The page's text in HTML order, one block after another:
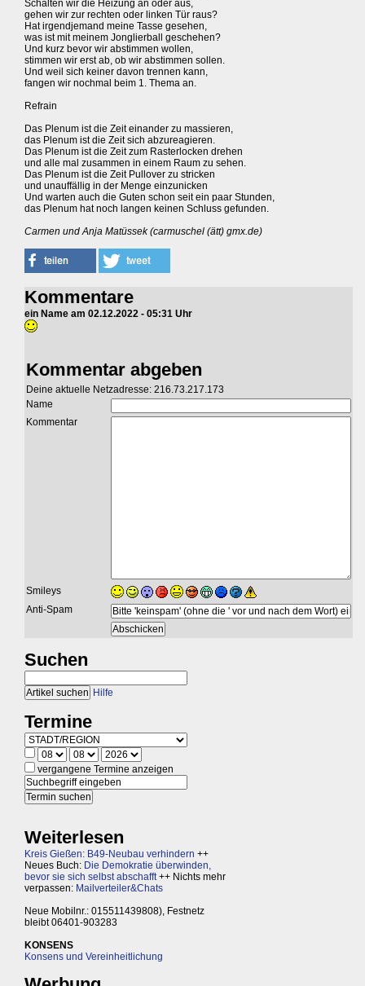
Schalten wir die Heizung an oder aus,
gehen wir zur rechten oder linken Tür raus?
Hat irgendjemand meine Tasse gesehen,
was ist mit meinem Jonglierball geschehen?
Und kurz bevor wir abstimmen wollen,
stimmen wir erst ab, ob wir abstimmen sollen.
Und weil sich keiner davon trennen kann,
fangen wir nochmal beim 1. Thema an.
Refrain
Das Plenum ist die Zeit einander zu massieren,
das Plenum ist die Zeit sich abzureagieren.
Das Plenum ist die Zeit zum Rasterlocken drehen
und alle mal zusammen in einem Raum zu sehen.
Das Plenum ist die Zeit Pullover zu stricken
und unauffällig in der Menge einzunicken
Und warten auch die Guten schon seit ein paar Stunden,
das Plenum hat noch langen keinen Schluss gefunden.
Carmen und Anja Matüssek (carmuschel (ätt) gmx.de)
Kommentare
ein Name am 02.12.2022 - 05:31 Uhr
Kommentar abgeben
Deine aktuelle Netzadresse: 216.73.217.173
Name
Kommentar
Smileys
Anti-Spam
Suchen
Hilfe
Termine
vergangene Termine anzeigen
Weiterlesen
Kreis Gießen: B49-Neubau verhindern ++
Neues Buch: Die Demokratie überwinden,
bevor sie sich selbst abschafft++ Nichts mehr
verpassen: Mailverteiler&Chats
Neue Mobilnr.: 015511439808), Festnetz
bleibt 06401-903283
KONSENS
Konsens und Vereinheitlichung